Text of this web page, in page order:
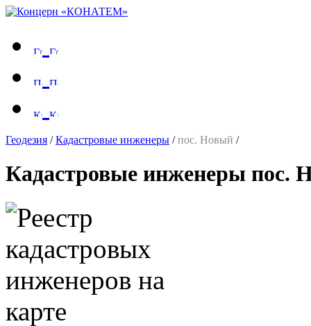
Геодезия /Кадастровые инженеры /пос. Новый /
Кадастровые инженеры пос.